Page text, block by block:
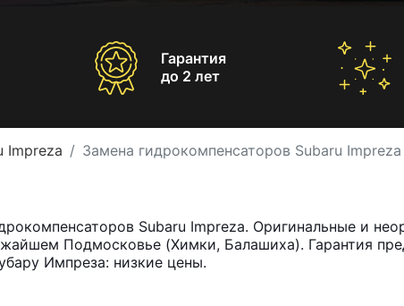
Гарантия
до 2 лет
Impreza Замена гидрокомпенсаторов Subaru Impreza
Subaru Impreza. Оригинальные и
Подмосковье (Химки, Балашиха). Гарантия
Импреза: низкие цены.